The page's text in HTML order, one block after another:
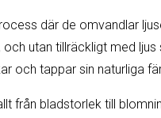
där de omvandlar
utan tillräckligt med
och tappar sin naturliga
från bladstorlek till